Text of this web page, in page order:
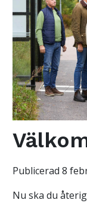
Publicerad 8
Nu ska du